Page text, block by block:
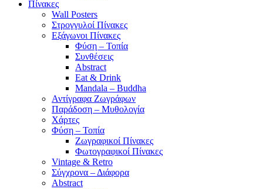
Πίνακες
Wall Posters
Στρογγυλοί Πίνακες
Εξάγωνοι Πίνακες
Φύση – Τοπία
Συνθέσεις
Abstract
Eat & Drink
Mandala – Buddha
Αντίγραφα Ζωγράφων
Παράδοση – Μυθολογία
Χάρτες
Φύση – Τοπία
Ζωγραφικοί Πίνακες
Φωτογραφικοί Πίνακες
Vintage & Retro
Σύγχρονα – Διάφορα
Abstract